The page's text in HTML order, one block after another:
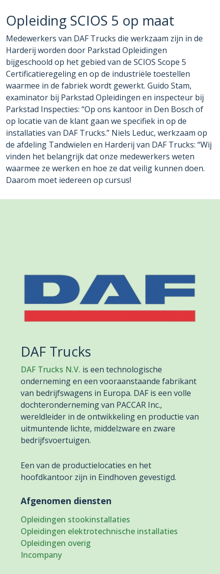
Opleiding SCIOS 5 op maat
Medewerkers van DAF Trucks die werkzaam zijn in de
Harderij worden door Parkstad Opleidingen
bijgeschoold op het gebied van de SCIOS Scope 5
Certificatieregeling en op de industriële toestellen
waarmee in de fabriek wordt gewerkt. Guido Stam,
examinator bij Parkstad Opleidingen en inspecteur bij
Parkstad Inspecties: “Op ons kantoor in Den Bosch of
op locatie van de klant gaan we specifiek in op de
installaties van DAF Trucks.” Niels Leduc, werkzaam op
de afdeling Tandwielen en Harderij van DAF Trucks: “Wij
vinden het belangrijk dat onze medewerkers weten
waarmee ze werken en hoe ze dat veilig kunnen doen.
Daarom moet iedereen op cursus!
DAF Trucks
DAF Trucks N.V. is een technologische
onderneming en een vooraanstaande fabrikant
van bedrijfswagens in Europa. DAF is een volle
dochteronderneming van PACCAR Inc.,
wereldleider in de ontwikkeling en productie van
uitmuntende lichte, middelzware en zware
bedrijfsvoertuigen.
Een van de productielocaties en het
hoofdkantoor zijn in Eindhoven gevestigd.
Afgenomen diensten
Opleidingen stookinstallaties
Opleidingen elektrotechnische installaties
Opleidingen overig
Incompany